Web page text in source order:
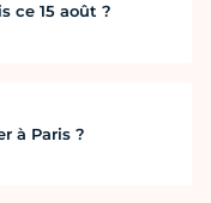
ce 15 août ?
à Paris ?